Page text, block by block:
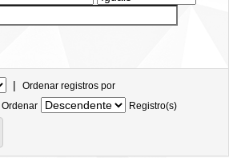
| Ordenar registros por
Ordenar
Registro(s)